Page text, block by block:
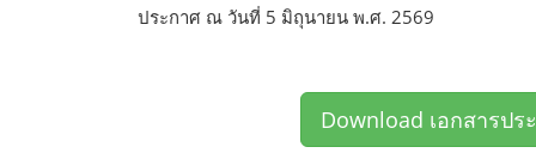
ประกาศ ณ วันที่ 5 มิถุนายน พ.ศ. 2569
Download เอกสารปร